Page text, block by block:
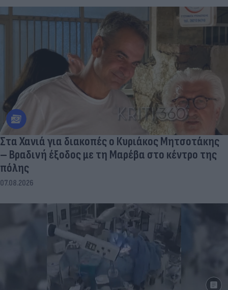
Στα Χανιά για διακοπές ο Κυριάκος Μητσοτάκης
– Βραδινή έξοδος με τη Μαρέβα στο κέντρο της
πόλης
07.08.2026